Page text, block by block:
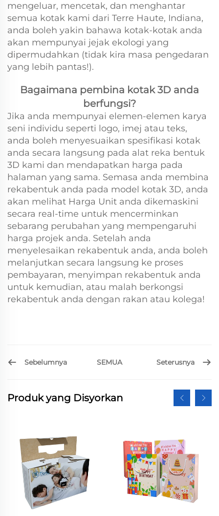
mengeluar, mencetak, dan menghantar
semua kotak kami dari Terre Haute, Indiana,
anda boleh yakin bahawa kotak-kotak anda
akan mempunyai jejak ekologi yang
dipermudahkan (tidak kira masa pengedaran
yang lebih pantas!).
Bagaimana pembina kotak 3D anda
berfungsi?
Jika anda mempunyai elemen-elemen karya
seni individu seperti logo, imej atau teks,
anda boleh menyesuaikan spesifikasi kotak
anda secara langsung pada alat reka bentuk
3D kami dan mendapatkan harga pada
halaman yang sama. Semasa anda membina
rekabentuk anda pada model kotak 3D, anda
akan melihat Harga Unit anda dikemaskini
secara real-time untuk mencerminkan
sebarang perubahan yang mempengaruhi
harga projek anda. Setelah anda
menyelesaikan rekabentuk anda, anda boleh
melanjutkan secara langsung ke proses
pembayaran, menyimpan rekabentuk anda
untuk kemudian, atau malah berkongsi
rekabentuk anda dengan rakan atau kolega!
Sebelumnya SEMUA Seterusnya
Produk yang Disyorkan